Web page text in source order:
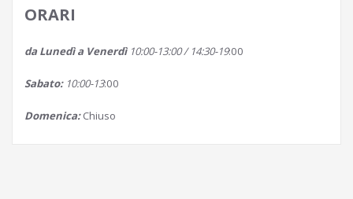
ORARI
daLunedìa Venerdì10:00-13:00 / 14:30-19:00
Sabato: 10:00-13:00
Domenica:Chiuso